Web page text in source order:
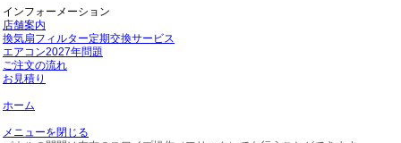
インフォーメーション
店舗案内
換気扇フィルター定期交換サービス
エアコン2027年問題
ご注文の流れ
お見積り
ホーム
メニューを閉じる